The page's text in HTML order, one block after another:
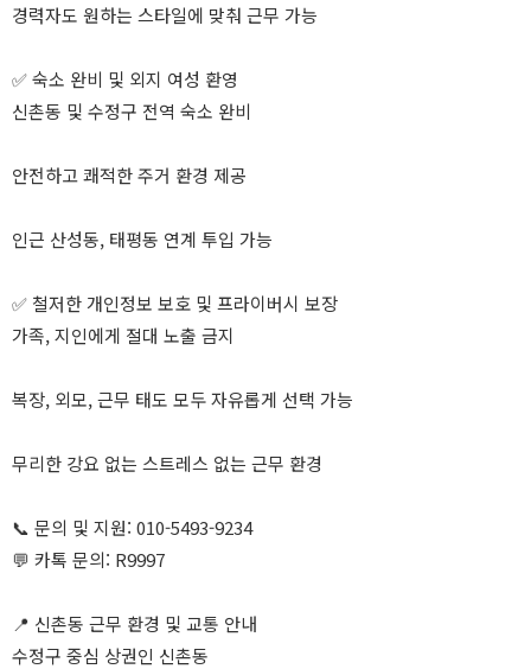
경력자도 원하는 스타일에 맞춰 근무 가능
✅ 숙소 완비 및 외지 여성 환영
신촌동 및 수정구 전역 숙소 완비
안전하고 쾌적한 주거 환경 제공
인근 산성동, 태평동 연계 투입 가능
✅ 철저한 개인정보 보호 및 프라이버시 보장
가족, 지인에게 절대 노출 금지
복장, 외모, 근무 태도 모두 자유롭게 선택 가능
무리한 강요 없는 스트레스 없는 근무 환경
📞 문의 및 지원: 010-5493-9234
💬 카톡 문의: R9997
📍 신촌동 근무 환경 및 교통 안내
수정구 중심 상권인 신촌동